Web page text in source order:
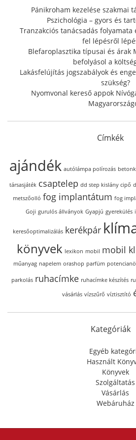
r
:
Pánikroham kezelése szakmai
Pszichológia – gyors és
Tranzakciós tanácsadás
fel lépésről
Blefaroplasztika típusai és árak
befolyásol a
Lakásfelújítás jogszabályok és
szükség?
Nyomvonal kereső appok
Címkék
ajándék autólámpa polírozás
társasjáték csaptelep dd step kislány cipő
metszőolló fog implantátum fog
Goji gurulós állványok Gyapjú gyerekülés
keresőoptimalizálás kerékpár
könyvek lexikon mobil mobil
műanyag napelem orashop parfüm
parkolás ruhacímke ruhacímke készítés
vásárlás vízszűrő víztisztító
Kategóriák
Egyéb
Használt
Könyvek
Szolgáltatás
Vásárlás
Webáruház